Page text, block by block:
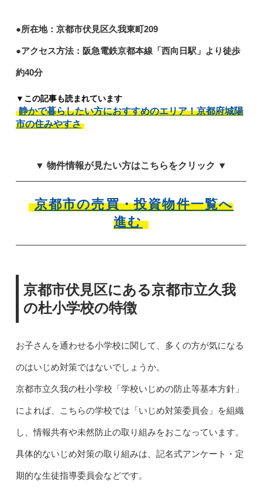
●所在地：京都市伏見区久我東町209
●アクセス方法：阪急電鉄京都本線「西向日駅」より徒歩
約40分
▼この記事も読まれています
静かで暮らしたい方におすすめのエリア！京都府城陽
市の住みやすさ
▼ 物件情報が見たい方はこちらをクリック ▼
京都市の売買・投資物件一覧へ
進む
京都市伏見区にある京都市立久我
の杜小学校の特徴
お子さんを通わせる小学校に関して、多くの方が気になる
のはいじめ対策ではないでしょうか。
京都市立久我の杜小学校「学校いじめの防止等基本方針」
によれば、こちらの学校では「いじめ対策委員会」を組織
し、情報共有や未然防止の取り組みをおこなっています。
具体的ないじめ対策の取り組みは、記名式アンケート・定
期的な生徒指導委員会などです。